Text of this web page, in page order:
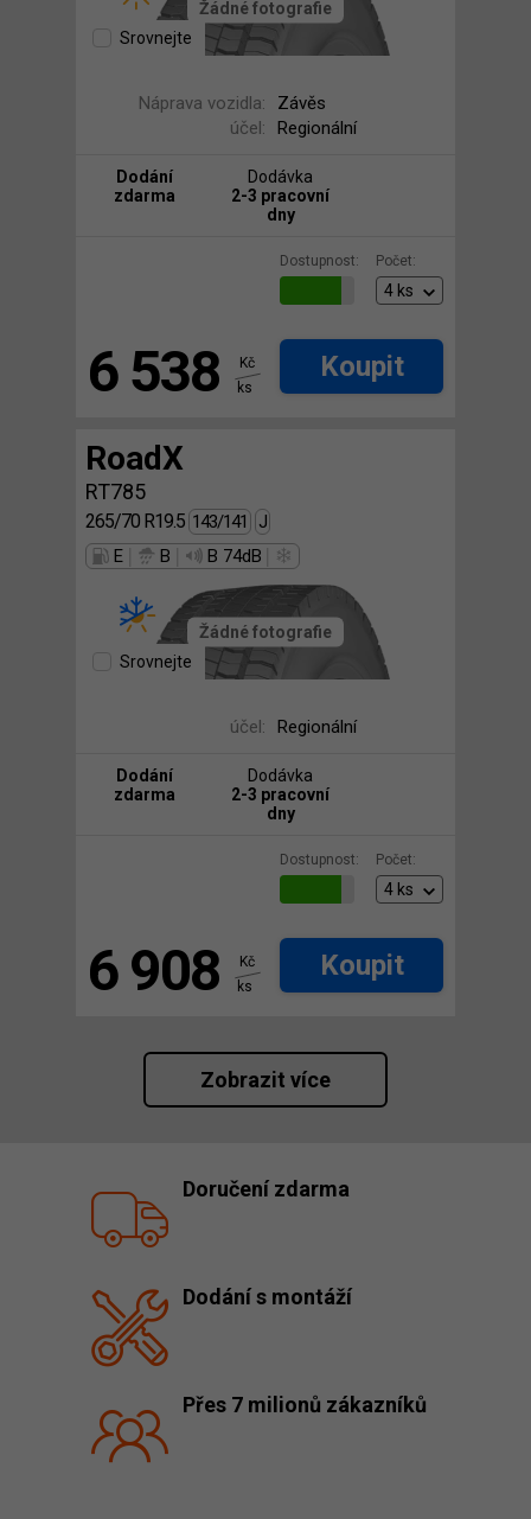
Žádné fotografie
Srovnejte
Náprava vozidla:
Závěs
účel:
Regionální
Dodání
zdarma
Dodávka
2-3 pracovní
dny
Dostupnost: Počet:
6 538
Kč
ks
Koupit
RoadX
RT785
265/70 R19.5 143/141
J
E
B B 74dB
Žádné fotografie
Srovnejte
účel: Regionální
Dodání
zdarma
Dodávka
2-3 pracovní
dny
Dostupnost: Počet:
6 908
Kč
ks
Koupit
Zobrazit více
Doručení zdarma
Dodání s montáží
Přes 7 milionů zákazníků